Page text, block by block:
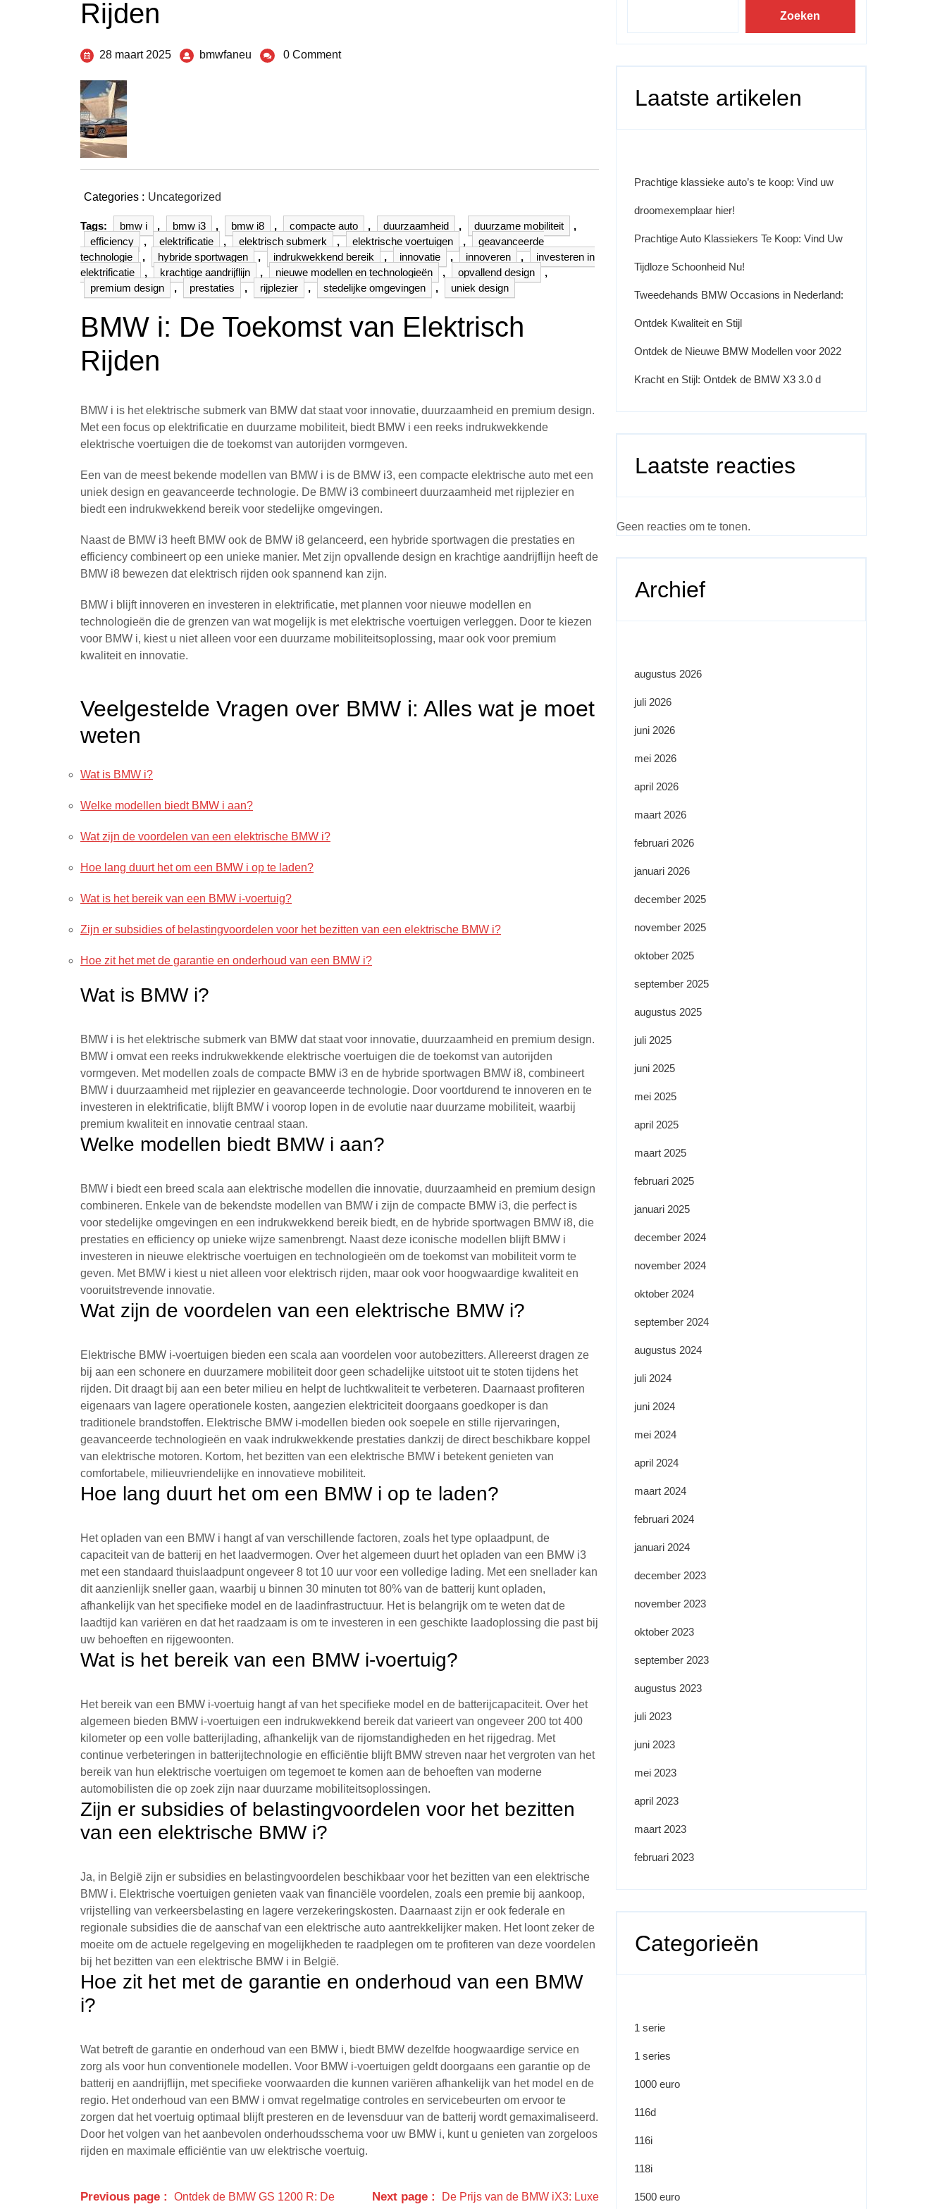
Rijden
28 maart 2025 bmwfaneu 0 Comment
Categories : Uncategorized
Tags: bmw i , bmw i3 , bmw i8 , compacte auto , duurzaamheid , duurzame mobiliteit
,
efficiency
, elektrificatie , elektrisch submerk , elektrische voertuigen ,
geavanceerde
technologie
, hybride sportwagen , indrukwekkend bereik , innovatie , innoveren ,
investeren in
elektrificatie
, krachtige aandrijflijn , nieuwe modellen en technologieën , opvallend design
,
premium design
, prestaties , rijplezier , stedelijke omgevingen , uniek design
BMW i: De Toekomst van Elektrisch
Rijden
BMW i is het elektrische submerk van BMW dat staat voor innovatie, duurzaamheid en premium design.
Met een focus op elektrificatie en duurzame mobiliteit, biedt BMW i een reeks indrukwekkende
elektrische voertuigen die de toekomst van autorijden vormgeven.
Een van de meest bekende modellen van BMW i is de BMW i3, een compacte elektrische auto met een
uniek design en geavanceerde technologie. De BMW i3 combineert duurzaamheid met rijplezier en
biedt een indrukwekkend bereik voor stedelijke omgevingen.
Naast de BMW i3 heeft BMW ook de BMW i8 gelanceerd, een hybride sportwagen die prestaties en
efficiency combineert op een unieke manier. Met zijn opvallende design en krachtige aandrijflijn heeft de
BMW i8 bewezen dat elektrisch rijden ook spannend kan zijn.
BMW i blijft innoveren en investeren in elektrificatie, met plannen voor nieuwe modellen en
technologieën die de grenzen van wat mogelijk is met elektrische voertuigen verleggen. Door te kiezen
voor BMW i, kiest u niet alleen voor een duurzame mobiliteitsoplossing, maar ook voor premium
kwaliteit en innovatie.
Veelgestelde Vragen over BMW i: Alles wat je moet
weten
Wat is BMW i?
Welke modellen biedt BMW i aan?
Wat zijn de voordelen van een elektrische BMW i?
Hoe lang duurt het om een BMW i op te laden?
Wat is het bereik van een BMW i-voertuig?
Zijn er subsidies of belastingvoordelen voor het bezitten van een elektrische BMW i?
Hoe zit het met de garantie en onderhoud van een BMW i?
Wat is BMW i?
BMW i is het elektrische submerk van BMW dat staat voor innovatie, duurzaamheid en premium design.
BMW i omvat een reeks indrukwekkende elektrische voertuigen die de toekomst van autorijden
vormgeven. Met modellen zoals de compacte BMW i3 en de hybride sportwagen BMW i8, combineert
BMW i duurzaamheid met rijplezier en geavanceerde technologie. Door voortdurend te innoveren en te
investeren in elektrificatie, blijft BMW i voorop lopen in de evolutie naar duurzame mobiliteit, waarbij
premium kwaliteit en innovatie centraal staan.
Welke modellen biedt BMW i aan?
BMW i biedt een breed scala aan elektrische modellen die innovatie, duurzaamheid en premium design
combineren. Enkele van de bekendste modellen van BMW i zijn de compacte BMW i3, die perfect is
voor stedelijke omgevingen en een indrukwekkend bereik biedt, en de hybride sportwagen BMW i8, die
prestaties en efficiency op unieke wijze samenbrengt. Naast deze iconische modellen blijft BMW i
investeren in nieuwe elektrische voertuigen en technologieën om de toekomst van mobiliteit vorm te
geven. Met BMW i kiest u niet alleen voor elektrisch rijden, maar ook voor hoogwaardige kwaliteit en
vooruitstrevende innovatie.
Wat zijn de voordelen van een elektrische BMW i?
Elektrische BMW i-voertuigen bieden een scala aan voordelen voor autobezitters. Allereerst dragen ze
bij aan een schonere en duurzamere mobiliteit door geen schadelijke uitstoot uit te stoten tijdens het
rijden. Dit draagt bij aan een beter milieu en helpt de luchtkwaliteit te verbeteren. Daarnaast profiteren
eigenaars van lagere operationele kosten, aangezien elektriciteit doorgaans goedkoper is dan
traditionele brandstoffen. Elektrische BMW i-modellen bieden ook soepele en stille rijervaringen,
geavanceerde technologieën en vaak indrukwekkende prestaties dankzij de direct beschikbare koppel
van elektrische motoren. Kortom, het bezitten van een elektrische BMW i betekent genieten van
comfortabele, milieuvriendelijke en innovatieve mobiliteit.
Hoe lang duurt het om een BMW i op te laden?
Het opladen van een BMW i hangt af van verschillende factoren, zoals het type oplaadpunt, de
capaciteit van de batterij en het laadvermogen. Over het algemeen duurt het opladen van een BMW i3
met een standaard thuislaadpunt ongeveer 8 tot 10 uur voor een volledige lading. Met een snellader kan
dit aanzienlijk sneller gaan, waarbij u binnen 30 minuten tot 80% van de batterij kunt opladen,
afhankelijk van het specifieke model en de laadinfrastructuur. Het is belangrijk om te weten dat de
laadtijd kan variëren en dat het raadzaam is om te investeren in een geschikte laadoplossing die past bij
uw behoeften en rijgewoonten.
Wat is het bereik van een BMW i-voertuig?
Het bereik van een BMW i-voertuig hangt af van het specifieke model en de batterijcapaciteit. Over het
algemeen bieden BMW i-voertuigen een indrukwekkend bereik dat varieert van ongeveer 200 tot 400
kilometer op een volle batterijlading, afhankelijk van de rijomstandigheden en het rijgedrag. Met
continue verbeteringen in batterijtechnologie en efficiëntie blijft BMW streven naar het vergroten van het
bereik van hun elektrische voertuigen om tegemoet te komen aan de behoeften van moderne
automobilisten die op zoek zijn naar duurzame mobiliteitsoplossingen.
Zijn er subsidies of belastingvoordelen voor het bezitten
van een elektrische BMW i?
Ja, in België zijn er subsidies en belastingvoordelen beschikbaar voor het bezitten van een elektrische
BMW i. Elektrische voertuigen genieten vaak van financiële voordelen, zoals een premie bij aankoop,
vrijstelling van verkeersbelasting en lagere verzekeringskosten. Daarnaast zijn er ook federale en
regionale subsidies die de aanschaf van een elektrische auto aantrekkelijker maken. Het loont zeker de
moeite om de actuele regelgeving en mogelijkheden te raadplegen om te profiteren van deze voordelen
bij het bezitten van een elektrische BMW i in België.
Hoe zit het met de garantie en onderhoud van een BMW
i?
Wat betreft de garantie en onderhoud van een BMW i, biedt BMW dezelfde hoogwaardige service en
zorg als voor hun conventionele modellen. Voor BMW i-voertuigen geldt doorgaans een garantie op de
batterij en aandrijflijn, met specifieke voorwaarden die kunnen variëren afhankelijk van het model en de
regio. Het onderhoud van een BMW i omvat regelmatige controles en servicebeurten om ervoor te
zorgen dat het voertuig optimaal blijft presteren en de levensduur van de batterij wordt gemaximaliseerd.
Door het volgen van het aanbevolen onderhoudsschema voor uw BMW i, kunt u genieten van zorgeloos
rijden en maximale efficiëntie van uw elektrische voertuig.
Previous page
Ontdek de BMW GS 1200 R: De
Next page
De Prijs van de BMW iX3: Luxe
Zoeken
Laatste artikelen
Prachtige klassieke auto’s te koop: Vind uw
droomexemplaar hier!
Prachtige Auto Klassiekers Te Koop: Vind Uw
Tijdloze Schoonheid Nu!
Tweedehands BMW Occasions in Nederland:
Ontdek Kwaliteit en Stijl
Ontdek de Nieuwe BMW Modellen voor 2022
Kracht en Stijl: Ontdek de BMW X3 3.0 d
Laatste reacties
Geen reacties om te tonen.
Archief
augustus 2026
juli 2026
juni 2026
mei 2026
april 2026
maart 2026
februari 2026
januari 2026
december 2025
november 2025
oktober 2025
september 2025
augustus 2025
juli 2025
juni 2025
mei 2025
april 2025
maart 2025
februari 2025
januari 2025
december 2024
november 2024
oktober 2024
september 2024
augustus 2024
juli 2024
juni 2024
mei 2024
april 2024
maart 2024
februari 2024
januari 2024
december 2023
november 2023
oktober 2023
september 2023
augustus 2023
juli 2023
juni 2023
mei 2023
april 2023
maart 2023
februari 2023
Categorieën
1 serie
1 series
1000 euro
116d
116i
118i
1500 euro